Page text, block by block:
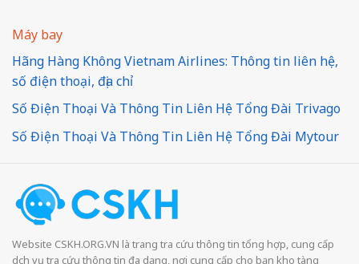
Máy bay
Hãng Hàng Không Vietnam Airlines: Thông tin liên hệ,
số điện thoại, địa chỉ
Số Điện Thoại Và Thông Tin Liên Hệ Tổng Đài Trivago
Số Điện Thoại Và Thông Tin Liên Hệ Tổng Đài Mytour
Website CSKH.ORG.VN là trang tra cứu thông tin tổng hợp, cung cấp
dịch vụ tra cứu thông tin đa dạng, nơi cung cấp cho bạn kho tàng